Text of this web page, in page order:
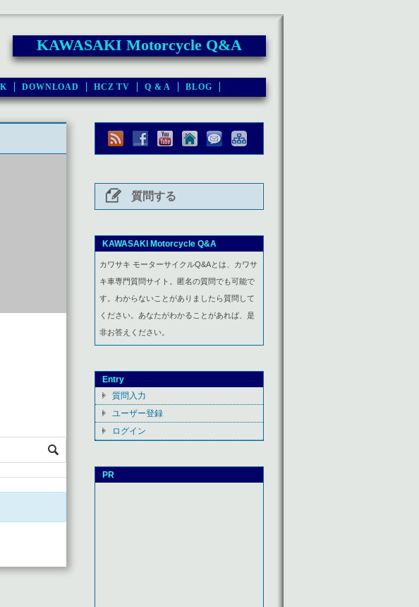
KAWASAKI Motorcycle Q&A
DOWNLOAD HCZ TV Q & A BLOG
質問する
KAWASAKI Motorcycle Q&A
カワサキ モーターサイクルQ&Aとは、カワサ
キ車専門質問サイト。匿名の質問でも可能で
す。わからないことがありましたら質問して
ください。あなたがわかることがあれば、是
非お答えください。
Entry
質問入力
ユーザー登録
ログイン
PR